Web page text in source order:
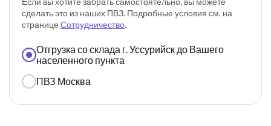
сделать это из наших ПВЗ. Подробные условия см. на
странице Сотрудничество.
Отгрузка со склада г. Уссурийск до Вашего
населенного пункта
ПВЗ Москва